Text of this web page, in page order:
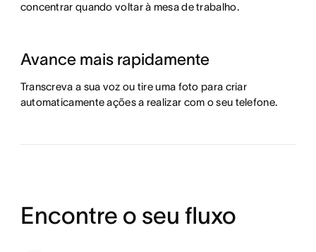
concentrar quando voltar à mesa de trabalho.
Avance mais rapidamente
Transcreva a sua voz ou tire uma foto para criar
automaticamente ações a realizar com o seu telefone.
Encontre o seu fluxo